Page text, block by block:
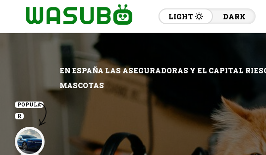
LIGHT DARK
EN ESPAÑA LAS ASEGURADORAS Y EL CAPITAL
MASCOTAS
POPULA
R